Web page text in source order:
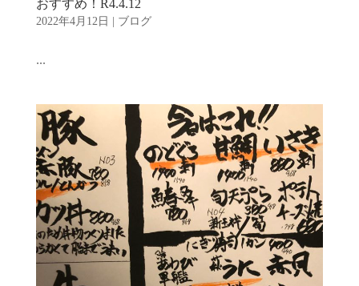
おすすめ！R4.4.12
2022年4月12日 | ブログ
...